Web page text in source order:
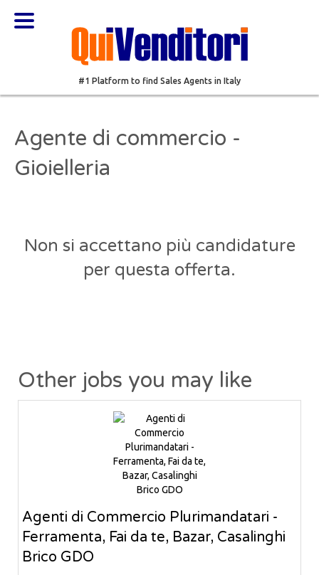
#1 Platform to find Sales Agents in Italy
Agente di commercio -
Gioielleria
Non si accettano più candidature
per questa offerta.
Other jobs you may like
Agenti di Commercio Plurimandatari -
Ferramenta, Fai da te, Bazar, Casalinghi
Brico GDO